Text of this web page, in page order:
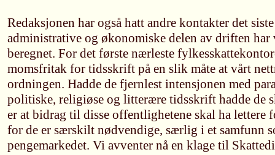
Redaksjonen har også hatt andre kontakter det
administrative og økonomiske delen av driften har
beregnet. For det første nærleste
momsfritak for tidsskrift på en slik måte at vårt
ordningen. Hadde de fjernlest intensjonen med
politiske, religiøse og litterære tidsskrift hadde de
er at bidrag til disse offentlighetene skal ha
for de er særskilt nødvendige, særlig i et samfunn
pengemarkedet. Vi avventer nå en klage til